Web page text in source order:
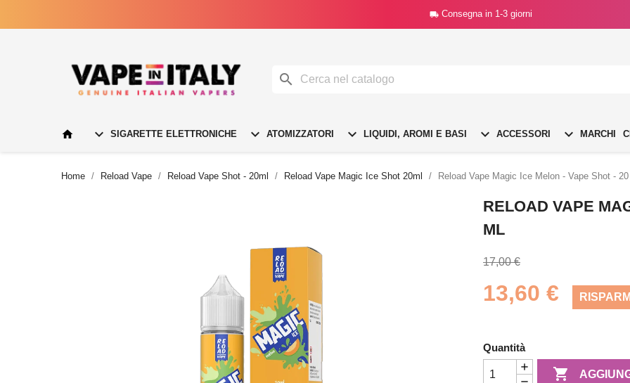
 Consegna in 1-3 giorni

  SIGARETTE ELETTRONICHE  ATOMIZZATORI  LIQUIDI, AROMI E BASI  ACCESSORI  MARCHI
Home Reload Vape Reload Vape Shot - 20ml Reload Vape Magic Ice Shot 20ml Reload Vape Magic Ice Melon - Vape Shot -
RELOAD VAPE
ML
17,00 €
13,60 €
Quantità
